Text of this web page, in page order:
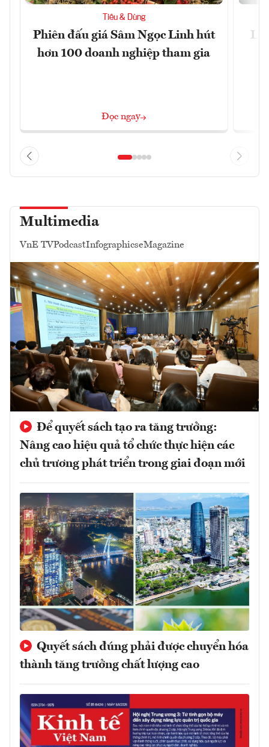
Tiêu & Dùng
Phiên đấu giá Sâm Ngọc Linh hút
hơn 100 doanh nghiệp tham gia
Đọc ngay
Multimedia
VnE TVPodcastInfographicseMagazine
Để quyết sách tạo ra tăng trưởng:
Nâng cao hiệu quả tổ chức thực hiện các
chủ trương phát triển trong giai đoạn mới
Quyết sách đúng phải được chuyển hóa
thành tăng trưởng chất lượng cao